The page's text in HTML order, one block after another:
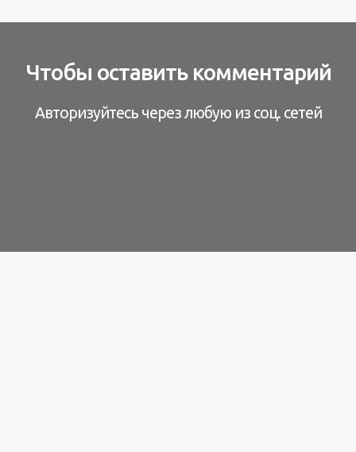
Чтобы оставить комментарий
Авторизуйтесь через любую из соц. сетей